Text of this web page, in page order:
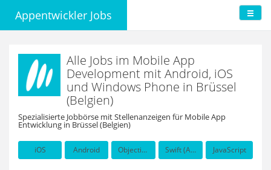
Appentwickler Jobs
Alle Jobs im Mobile App
Development mit Android, iOS
und Windows Phone in Brüssel
(Belgien)
Spezialisierte Jobbörse mit Stellenanzeigen für Mobile App
Entwicklung in Brüssel (Belgien)
iOS Android Objective-C Swift (Apple programming language) JavaScript